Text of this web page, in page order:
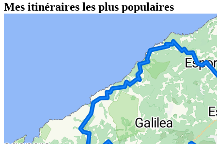
Mes itinéraires les plus populaires